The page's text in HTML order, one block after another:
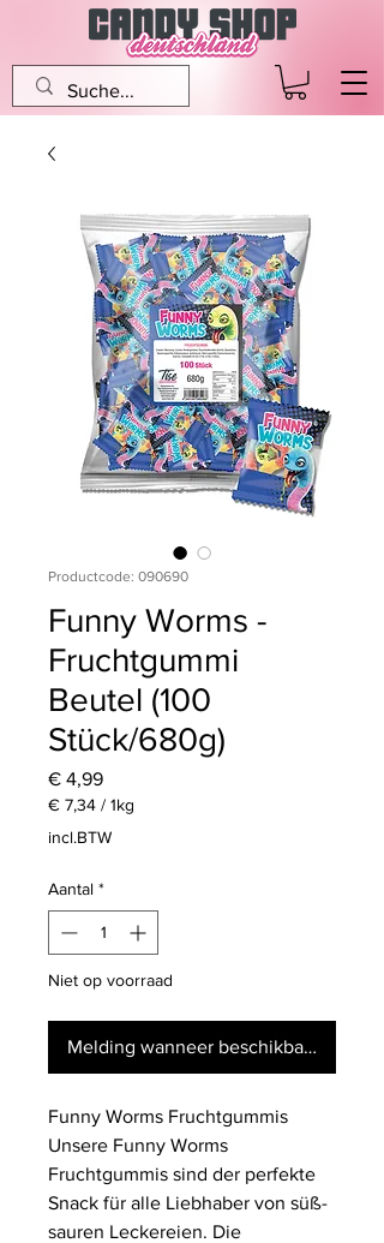
Productcode: 090690
Funny Worms -
Fruchtgummi
Beutel (100
Stück/680g)
€ 4,99Prijs
€ 7,34 / 1kg
€ 7,34
per
Kilogram
incl.BTW
Aantal *
Niet op voorraad
Melding wanneer beschikbaar
Funny Worms Fruchtgummis
Unsere Funny Worms
Fruchtgummis sind der perfekte
Snack für alle Liebhaber von süß-
sauren Leckereien. Die